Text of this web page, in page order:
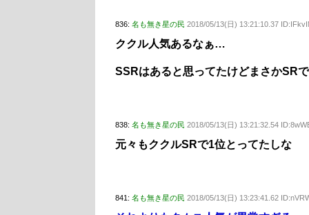
836: 名も無き星の民 2018/05/13(日) 13:21:10.37
ククル人気あるなぁ…
SSRはあると思ってたけどまさかSR
838: 名も無き星の民 2018/05/13(日) 13:21:32.54
元々もククルSRで1位とってたしな
841: 名も無き星の民 2018/05/13(日) 13:23:41.62